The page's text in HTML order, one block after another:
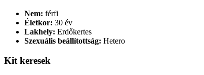
Nem: férfi
Életkor: 30 év
Lakhely: Erdőkertes
Szexuális beállítottság: Hetero
Kit keresek